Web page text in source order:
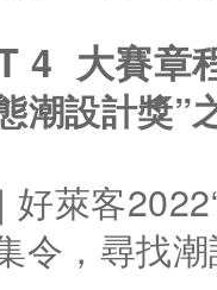
4 大賽章
潮設計獎”